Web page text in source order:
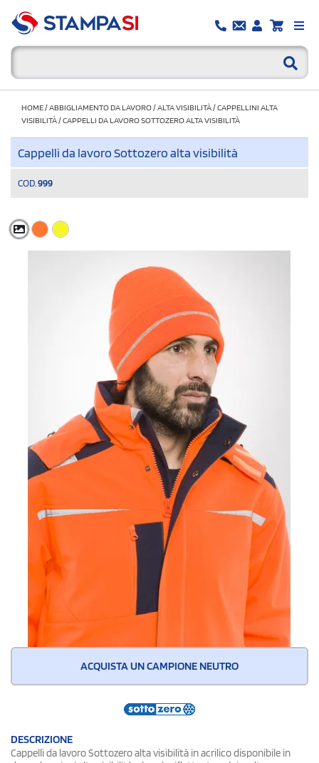
HOME/ABBIGLIAMENTO DA LAVORO/ALTA VISIBILITÀ/CAPPELLINI ALTA
VISIBILITÀ/CAPPELLI DA LAVORO SOTTOZERO ALTA VISIBILITÀ
Cappelli da lavoro Sottozero alta visibilità
COD. 999
ACQUISTA UN CAMPIONE NEUTRO
DESCRIZIONE
Cappelli da lavoro Sottozero alta visibilità in acrilico disponibile in